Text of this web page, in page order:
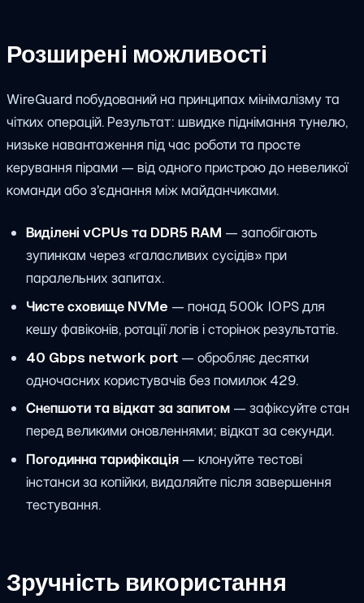
Розширені можливості
WireGuard побудований на принципах мінімалізму та
чітких операцій. Результат: швидке піднімання тунелю,
низьке навантаження під час роботи та просте
керування пірами — від одного пристрою до невеликої
команди або з'єднання між майданчиками.
Виділені vCPUs та DDR5 RAM — запобігають
зупинкам через «галасливих сусідів» при
паралельних запитах.
Чисте сховище NVMe — понад 500k IOPS для
кешу фавіконів, ротації логів і сторінок результатів.
40 Gbps network port— обробляє десятки
одночасних користувачів без помилок 429.
Снепшоти та відкат за запитом— зафіксуйте стан
перед великими оновленнями; відкат за секунди.
Погодинна тарифікація— клонуйте тестові
інстанси за копійки, видаляйте після завершення
тестування.
Зручність використання